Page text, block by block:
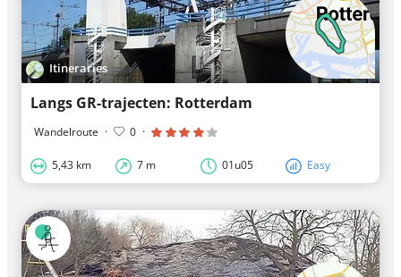
Itineraries
Langs GR-trajecten: Rotterdam
Wandelroute · 0 ·
5,43 km 7 m 01u05 Easy